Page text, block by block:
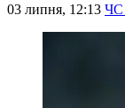
03 липня, 12:13 ЧС